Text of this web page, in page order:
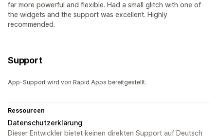
far more powerful and flexible. Had a small glitch with one of
the widgets and the support was excellent. Highly
recommended.
Support
App-Support wird von Rapid Apps bereitgestellt.
Ressourcen
Datenschutzerklärung
Dieser Entwickler bietet keinen direkten Support auf Deutsch